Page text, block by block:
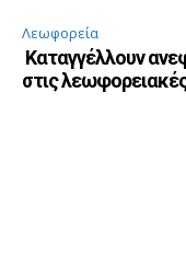
Λεωφορεία
Καταγγέλλουν
στις